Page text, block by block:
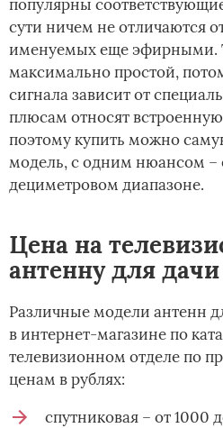
популярны
сути ничем не отличаются
именуемых еще эфирными.
максимально простой,
сигнала зависит от
плюсам относят
поэтому купить можно
модель, с одним нюансом –
дециметровом диапазоне.
Цена на
антенну для дачи
Различные модели антенн
в интернет-магазине по
телевизионном отделе по
ценам в рублях:
спутниковая – от 1000